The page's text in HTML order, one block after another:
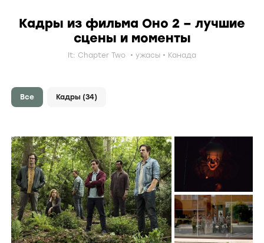
Кадры из фильма Оно 2 – лучшие
сцены и моменты
It: Chapter Two ужасы Канада
Все Кадры (34)